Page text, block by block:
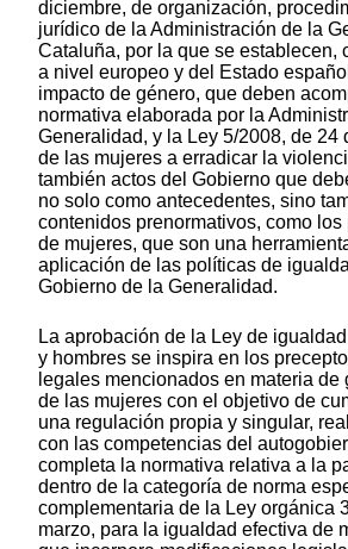
diciembre, de organización,
jurídico de la Administración de la
Cataluña, por la que se establecen,
a nivel europeo y del Estado
impacto de género, que deben
normativa elaborada por la
Generalidad, y la Ley 5/2008, de 24
de las mujeres a erradicar la
también actos del Gobierno que
no solo como antecedentes, sino
contenidos prenormativos, como
de mujeres, que son una
aplicación de las políticas de
Gobierno de la Generalidad.
La aprobación de la Ley de
y hombres se inspira en los
legales mencionados en materia de
de las mujeres con el objetivo de
una regulación propia y singular,
con las competencias del
completa la normativa relativa a la
dentro de la categoría de norma
complementaria de la Ley orgánica
marzo, para la igualdad efectiva de